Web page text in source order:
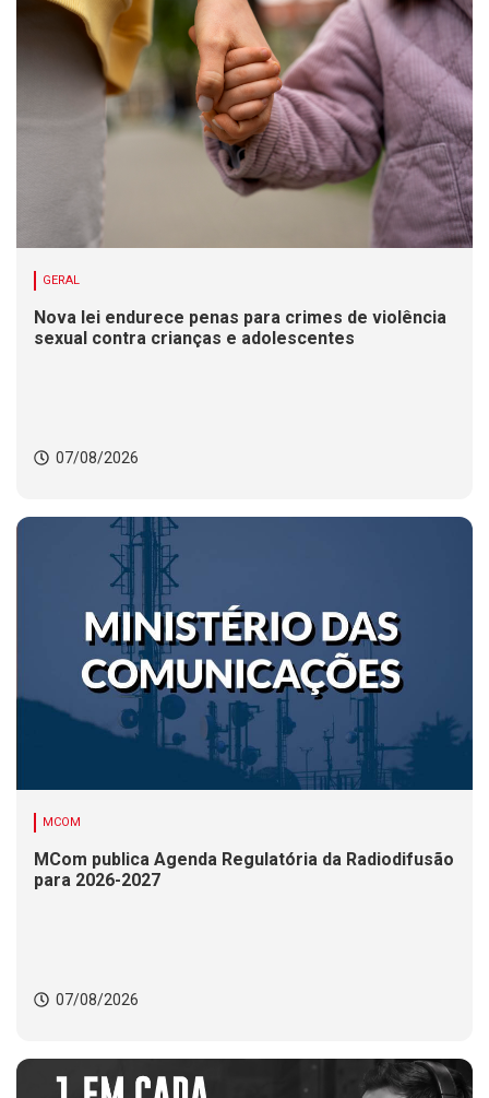
GERAL
Nova lei endurece penas para crimes de violência
sexual contra crianças e adolescentes
07/08/2026
MCOM
MCom publica Agenda Regulatória da Radiodifusão
para 2026-2027
07/08/2026